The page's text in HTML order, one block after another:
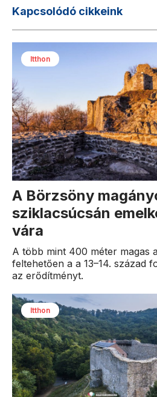
Kapcsolódó cikkeink
Itthon
A Börzsöny
sziklacsúcsán
vára
A több mint 400 méter magas
feltehetően a a 13–14. század
az erődítményt.
Itthon